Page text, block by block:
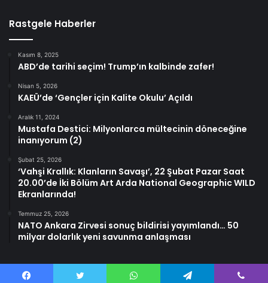
Rastgele Haberler
Kasım 8, 2025
ABD’de tarihi seçim! Trump’ın kalbinde zafer!
Nisan 5, 2026
KAEÜ’de ‘Gençler için Kalite Okulu’ Açıldı
Aralık 11, 2024
Mustafa Destici: Milyonlarca mültecinin döneceğine
inanıyorum (2)
Şubat 25, 2026
‘Vahşi Krallık: Klanların Savaşı’, 22 Şubat Pazar Saat
20.00’de İki Bölüm Art Arda National Geographic WILD
Ekranlarında!
Temmuz 25, 2026
NATO Ankara Zirvesi sonuç bildirisi yayımlandı… 50
milyar dolarlık yeni savunma anlaşması